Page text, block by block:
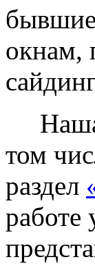
окнам,
Наша
том
раздел
работе